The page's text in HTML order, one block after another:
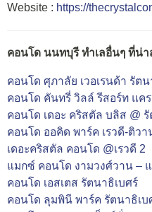
Website : https://
คอนโด นนทบุรี ทำเลอื่นๆ ที่น่
คอนโด ศุภาลัย เวอเรนด้า รัตน
คอนโด คันทรี่ วิลล์ รีสอร์ท แคร
คอนโด เดอะ คริสตัล บลิส @
คอนโด ออคิด พาร์ค เรวดี-ติว
เดอะคริสตัล คอนโด @เรวดี 2
แมกซ์ คอนโด งามวงศ์วาน –
คอนโด เอสเตส รัตนาธิเบศร์
คอนโด ลุมพินี พาร์ค รัตนาธิเบ